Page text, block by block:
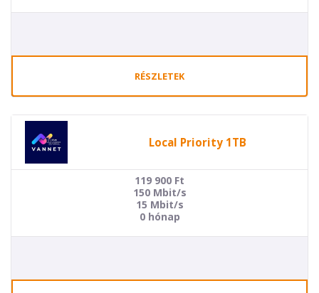
RÉSZLETEK
Local Priority 1TB
119 900 Ft
150 Mbit/s
15 Mbit/s
0 hónap